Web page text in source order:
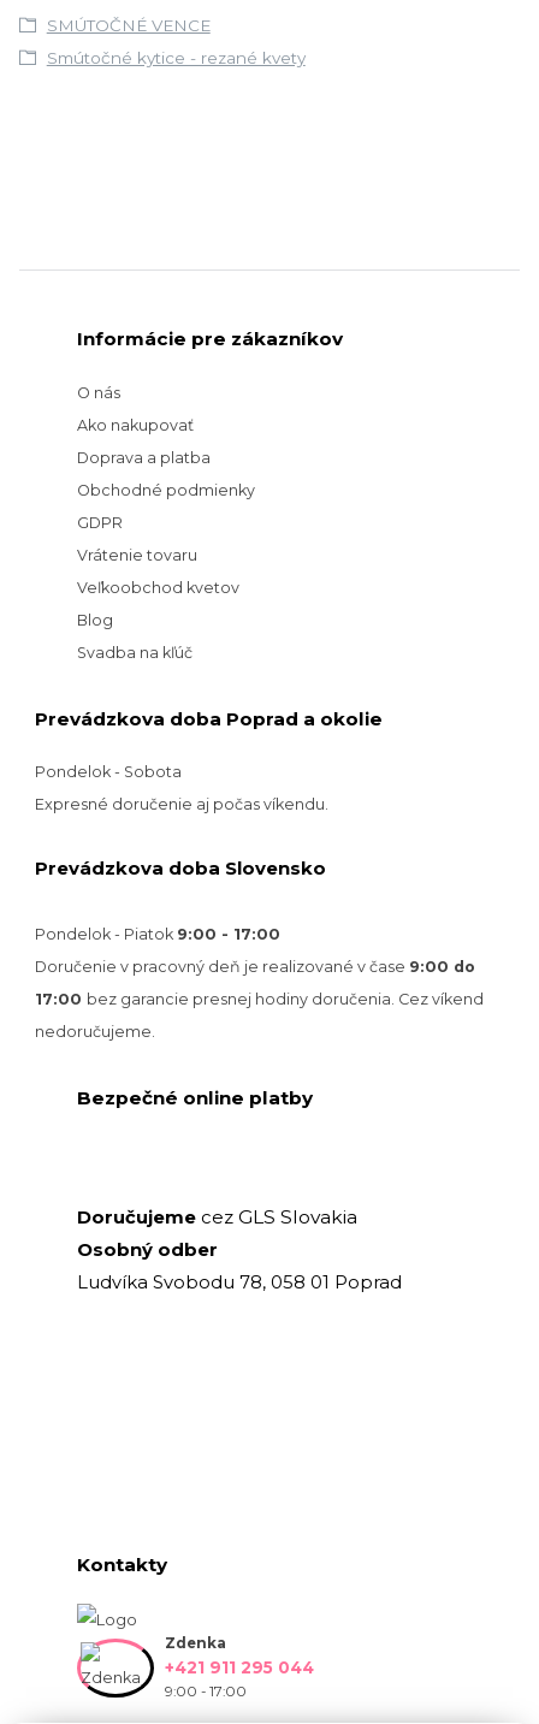
SMÚTOČNÉ VENCE
Smútočné kytice - rezané kvety
Informácie pre zákazníkov
O nás
Ako nakupovať
Doprava a platba
Obchodné podmienky
GDPR
Vrátenie tovaru
Veľkoobchod kvetov
Blog
Svadba na kľúč
Prevádzkova doba Poprad a okolie
Pondelok - Sobota
Expresné doručenie aj počas víkendu.
Prevádzkova doba Slovensko
Pondelok - Piatok 9:00 - 17:00
Doručenie v pracovný deň je realizované v čase 9:00 do
17:00 bez garancie presnej hodiny doručenia. Cez víkend
nedoručujeme.
Bezpečné online platby
Doručujeme cez GLS Slovakia
Osobný odber
Ludvíka Svobodu 78, 058 01 Poprad
Kontakty
Zdenka
+421 911 295 044
9:00 - 17:00